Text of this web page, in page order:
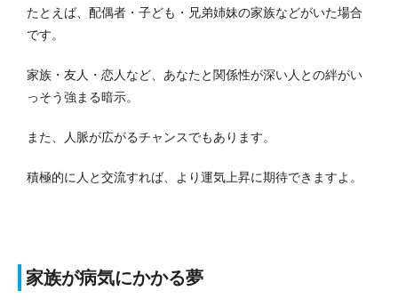
たとえば、配偶者・子ども・兄弟姉妹の家族などがいた場合
です。
家族・友人・恋人など、あなたと関係性が深い人との絆がい
っそう強まる暗示。
また、人脈が広がるチャンスでもあります。
積極的に人と交流すれば、より運気上昇に期待できますよ。
家族が病気にかかる夢